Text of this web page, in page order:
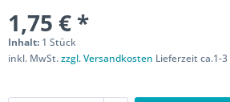
1,75 € *
Inhalt: 1 Stück
inkl. MwSt.zzgl. Versandkosten Lieferzeit ca.1-3